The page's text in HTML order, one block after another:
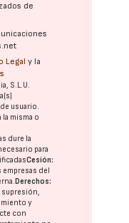
de
Legal y la
S.L.U.
usuario.
misma o
dure la
para
Cesión:
empresas del
Derechos:
y
con